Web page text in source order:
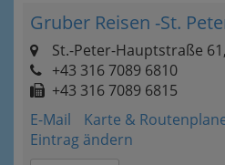
Gruber Reisen -St.
St.-Peter-Hauptstraße
+43 316 7089 6810
+43 316 7089 6815
E-Mail
Karte &
Eintrag ändern